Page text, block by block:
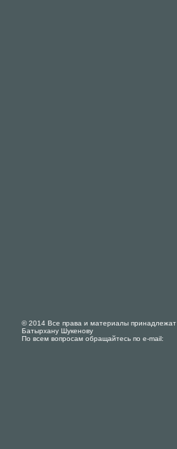
© 2014 Все права и материалы принадлежат
Батырхану Шукенову
По всем вопросам обращайтесь по e-mail: